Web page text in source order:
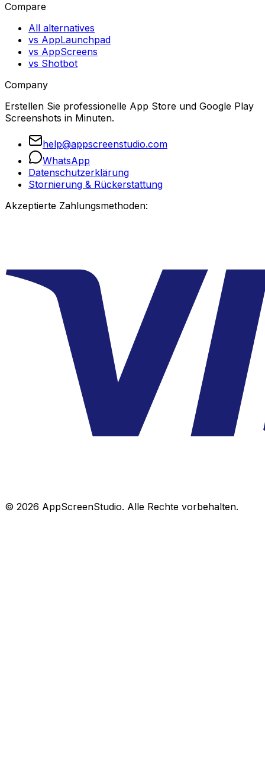
Compare
All alternatives
vs AppLaunchpad
vs AppScreens
vs Shotbot
Company
Erstellen Sie professionelle App Store und Google Play
Screenshots in Minuten.
help@appscreenstudio.com
WhatsApp
Datenschutzerklärung
Stornierung & Rückerstattung
Akzeptierte Zahlungsmethoden:
© 2026 AppScreenStudio. Alle Rechte vorbehalten.